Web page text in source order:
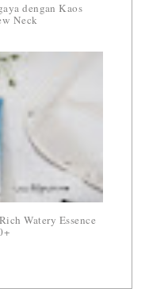
dengan Kaos
Neck
Watery Essence